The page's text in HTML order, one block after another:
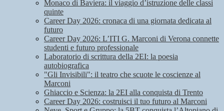
Monaco di Baviera: il viaggio d’istruzione delle classi
quinte
Career Day 2026: cronaca di una giornata dedicata al
futuro
Career Day 2026: L’ITI G. Marconi di Verona connette
studenti e futuro professionale
Laboratorio di scrittura della 2EI: la poesia
autobiografica
"Gli Invisibili": il teatro che scuote le coscienze al
Marconi
Ghiaccio e Scienza: la 2EI alla conquista di Trento
Career Day 2026: costruisci il tuo futuro al Marconi